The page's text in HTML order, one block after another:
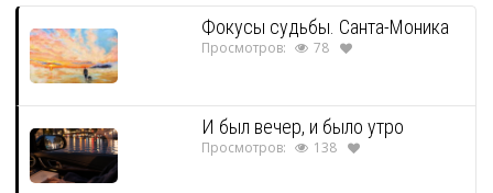
Фокусы судьбы. Санта-Моника
Просмотров: 78
И был вечер, и было утро
Просмотров: 138